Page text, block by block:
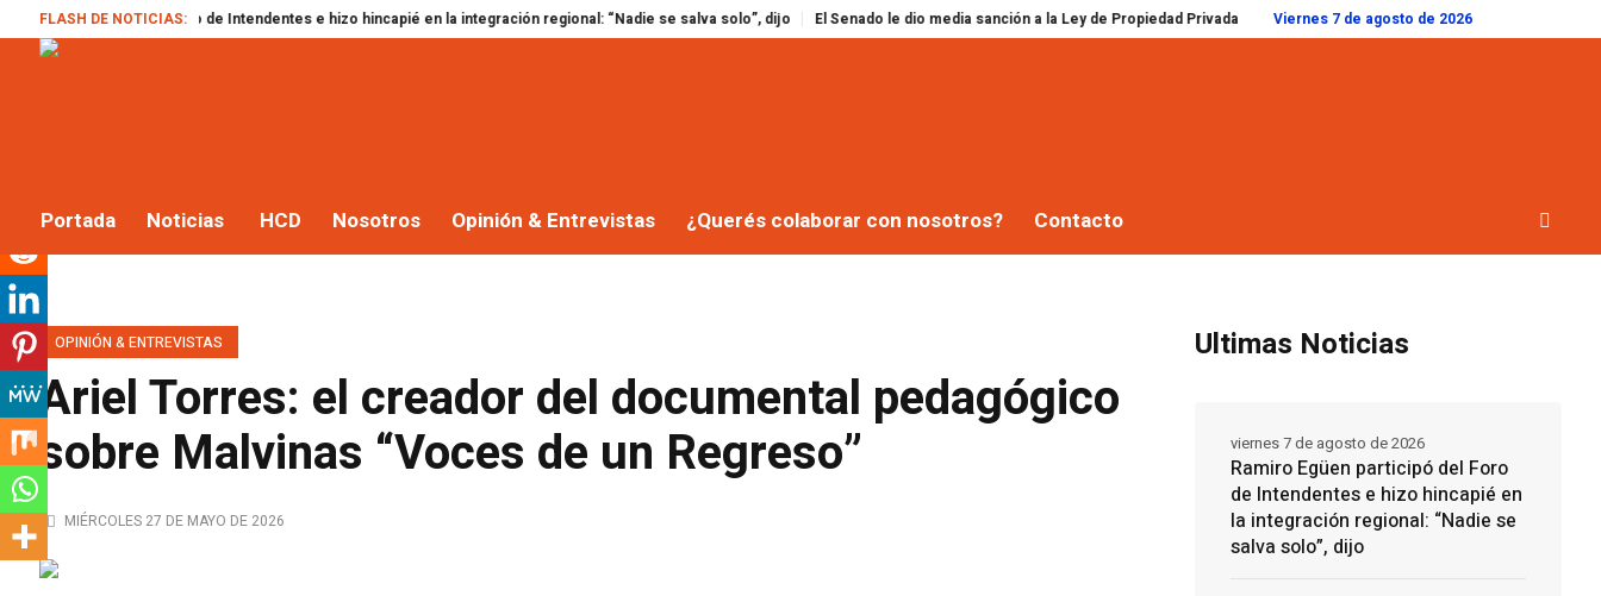
FLASH DE NOTICIAS:
del Foro de Intendentes e hizo hincapié en la integración regional: “Nadie se salva solo”, dijo El Senado le dio media sanción a la Ley de Propiedad Privada, pero el Gobierno tuvo que retirar las reformas a la Ley de Tierras y
Viernes 7 de agosto de 2026
Portada Noticias HCD Nosotros Opinión & Entrevistas ¿Querés colaborar con nosotros? Contacto
OPINIÓN & ENTREVISTAS
Ariel Torres: el creador del documental pedagógico
sobre Malvinas “Voces de un Regreso”
MIÉRCOLES 27 DE MAYO DE 2026
Ultimas Noticias
Ramiro Egüen participó del Foro
de Intendentes e hizo hincapié en
la integración regional: “Nadie se
salva solo”, dijo
viernes 7 de agosto de 2026